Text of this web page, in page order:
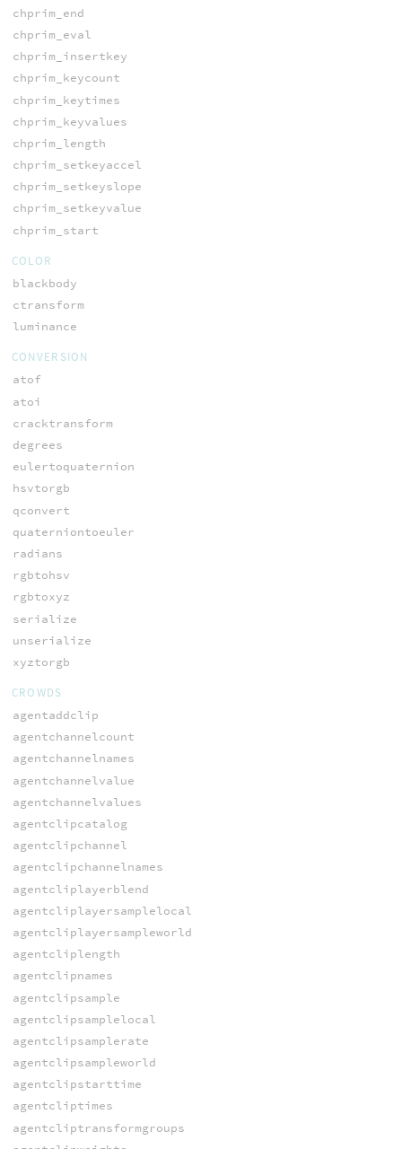
chprim_end
chprim_eval
chprim_insertkey
chprim_keycount
chprim_keytimes
chprim_keyvalues
chprim_length
chprim_setkeyaccel
chprim_setkeyslope
chprim_setkeyvalue
chprim_start
COLOR
blackbody
ctransform
luminance
CONVERSION
atof
atoi
cracktransform
degrees
eulertoquaternion
hsvtorgb
qconvert
quaterniontoeuler
radians
rgbtohsv
rgbtoxyz
serialize
unserialize
xyztorgb
CROWDS
agentaddclip
agentchannelcount
agentchannelnames
agentchannelvalue
agentchannelvalues
agentclipcatalog
agentclipchannel
agentclipchannelnames
agentcliplayerblend
agentcliplayersamplelocal
agentcliplayersampleworld
agentcliplength
agentclipnames
agentclipsample
agentclipsamplelocal
agentclipsamplerate
agentclipsampleworld
agentclipstarttime
agentcliptimes
agentcliptransformgroups